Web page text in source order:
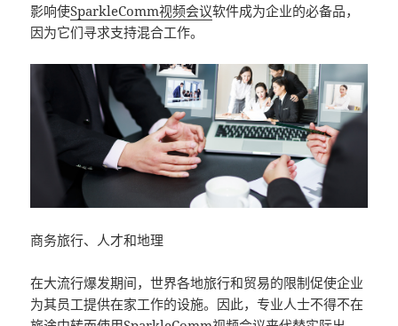
影响使SparkleComm视频会议软件成为企业的必备品，
因为它们寻求支持混合工作。
商务旅行、人才和地理
在大流行爆发期间，世界各地旅行和贸易的限制促使企业
为其员工提供在家工作的设施。因此，专业人士不得不在